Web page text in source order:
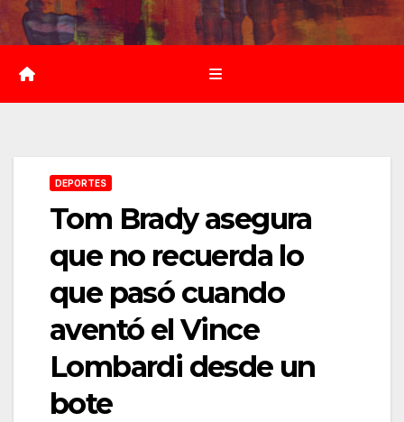
Saltar
al
contenido
DEPORTES
Tom Brady asegura
que no recuerda lo
que pasó cuando
aventó el Vince
Lombardi desde un
bote